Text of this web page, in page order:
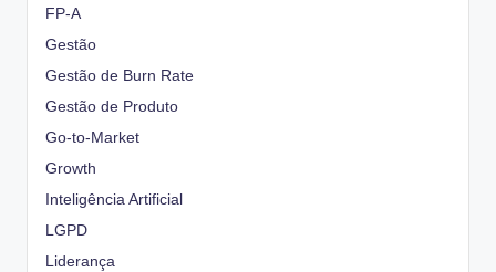
FP-A
Gestão
Gestão de Burn Rate
Gestão de Produto
Go-to-Market
Growth
Inteligência Artificial
LGPD
Liderança